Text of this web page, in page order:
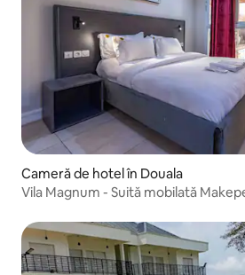
Cameră de hotel în Douala
Vila Magnum - Suită mobilată